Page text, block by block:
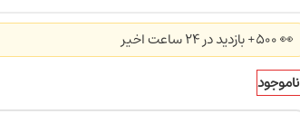
👀 500+ بازدید در ۲۴ ساعت اخیر
ناموجود